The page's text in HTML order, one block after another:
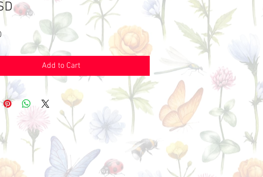
Add to Cart